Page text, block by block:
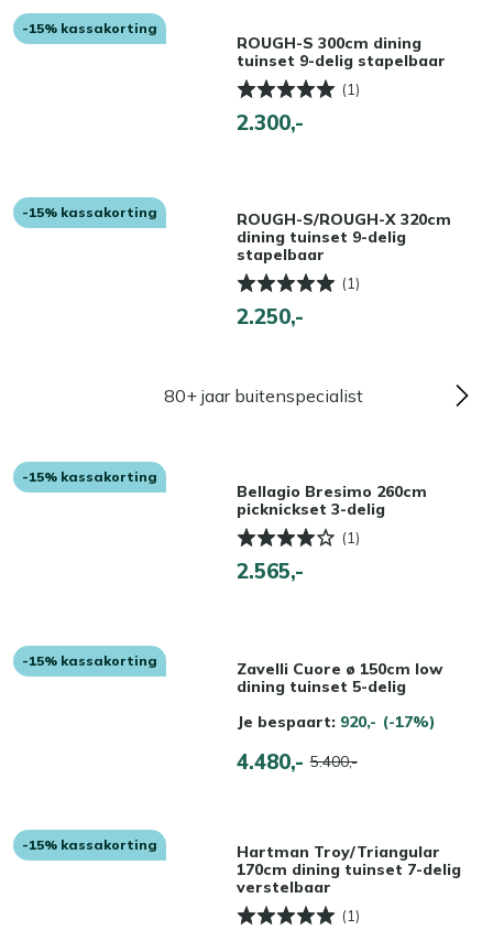
-15% kassakorting
ROUGH-S 300cm dining
tuinset 9-delig stapelbaar
(1)
2.300,-
-15% kassakorting
ROUGH-S/ROUGH-X 320cm
dining tuinset 9-delig
stapelbaar
(1)
2.250,-
80+ jaar buitenspecialist
-15% kassakorting
Bellagio Bresimo 260cm
picknickset 3-delig
(1)
2.565,-
-15% kassakorting
Zavelli Cuore ø 150cm low
dining tuinset 5-delig
Je bespaart: 920,- (-17%)
4.480,- 5.400,-
-15% kassakorting
Hartman Troy/Triangular
170cm dining tuinset 7-delig
verstelbaar
(1)